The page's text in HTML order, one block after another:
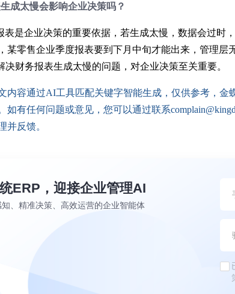
成太慢会影响企业决策吗？
表是企业决策的重要依据，若生成太慢，数据会过时
某零售企业季度报表要到下月中旬才能出来，管理层
决财务报表生成太慢的问题，对企业决策至关重要。
内容通过AI工具匹配关键字智能生成，仅供参考，金
如有任何问题或意见，您可以通过联系
并反馈。
ERP，迎接企业管理AI
、精准决策、高效运营的企业智能体